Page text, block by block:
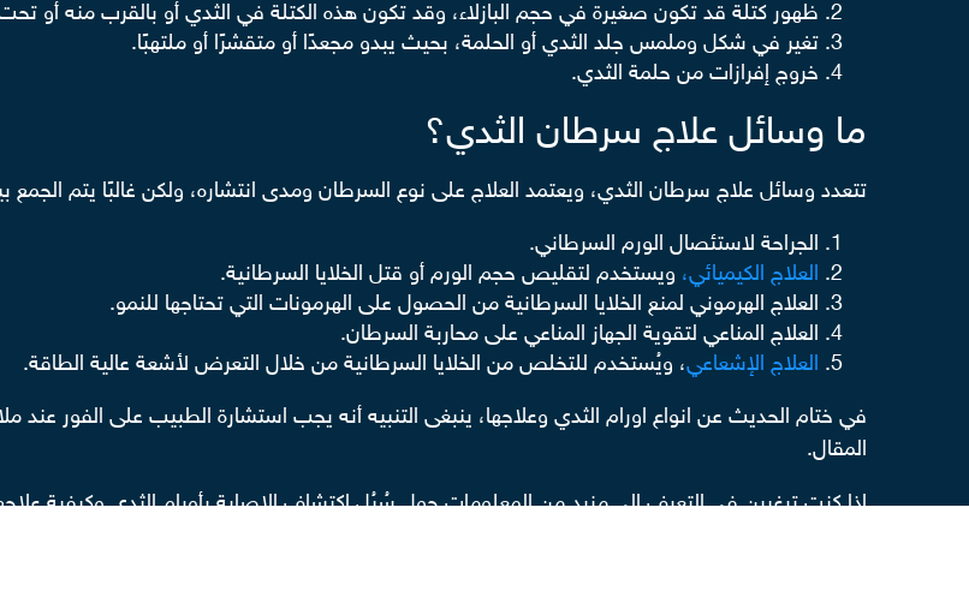
ظهور كتلة قد تكون صغيرة في حجم البازلاء، وقد تكون هذه الكتلة في الثدي أو بالقرب منه أو
تغير في شكل وملمس جلد الثدي أو الحلمة، بحيث يبدو مجعدًا أو متقشرًا أو ملتهبًا.
خروج إفرازات من حلمة الثدي.
ما وسائل علاج سرطان الثدي؟
تتعدد وسائل علاج سرطان الثدي، ويعتمد العلاج على نوع السرطان ومدى انتشاره، ولكن غالبًا يتم
الجراحة لاستئصال الورم السرطاني.
العلاج الكيميائي، ويستخدم لتقليص حجم الورم أو قتل الخلايا السرطانية.
العلاج الهرموني لمنع الخلايا السرطانية من الحصول على الهرمونات التي تحتاجها للنمو.
العلاج المناعي لتقوية الجهاز المناعي على محاربة السرطان.
العلاج الإشعاعي، ويُستخدم للتخلص من الخلايا السرطانية من خلال التعرض لأشعة عالية الطاقة.
في ختام الحديث عن انواع اورام الثدي وعلاجها، ينبغى التنبيه أنه يجب استشارة الطبيب على الفور
المقال.
إذا كنت ترغبين في التعرف إلى مزيد من المعلومات حول سُبُل اكتشاف الإصابة بأورام الثدي وكيفية